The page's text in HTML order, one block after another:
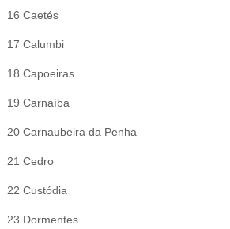
16 Caetés
17 Calumbi
18 Capoeiras
19 Carnaíba
20 Carnaubeira da Penha
21 Cedro
22 Custódia
23 Dormentes